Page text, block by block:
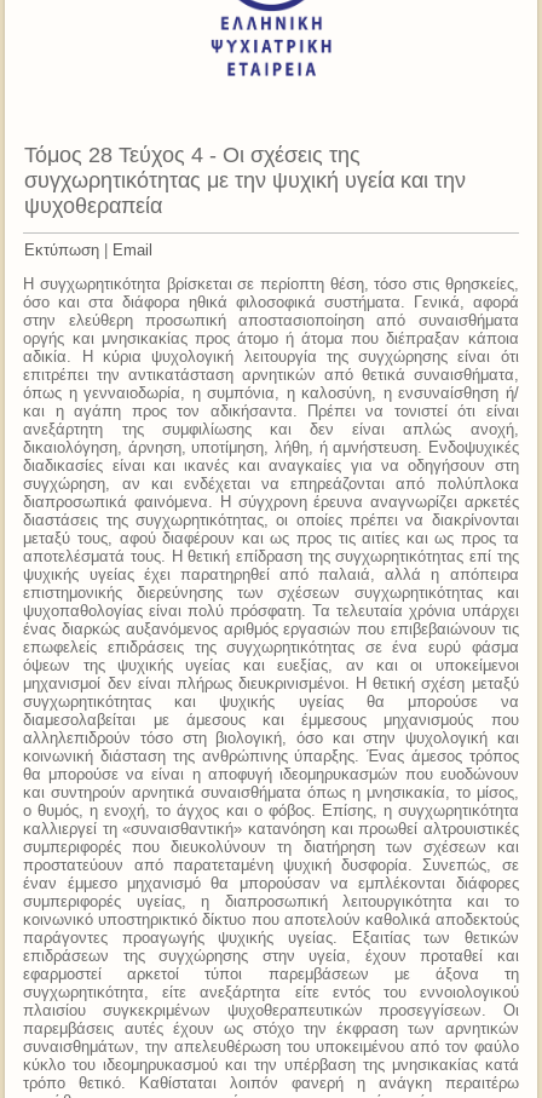
Τόμος 28 Τεύχος 4 - Οι σχέσεις της
συγχωρητικότητας με την ψυχική υγεία και την
ψυχοθεραπεία
Εκτύπωση | Email
H συγχωρητικότητα βρίσκεται σε περίοπτη θέση, τόσο στις θρησκείες,
όσο και στα διάφορα ηθικά φιλοσοφικά συστήματα. Γενικά, αφορά
στην ελεύθερη προσωπική αποστασιοποίηση από συναισθήματα
οργής και μνησικακίας προς άτομο ή άτομα που διέπραξαν κάποια
αδικία. Η κύρια ψυχολογική λειτουργία της συγχώρησης είναι ότι
επιτρέπει την αντικατάσταση αρνητικών από θετικά συναισθήματα,
όπως η γενναιοδωρία, η συμπόνια, η καλοσύνη, η ενσυναίσθηση ή/
και η αγάπη προς τον αδικήσαντα. Πρέπει να τονιστεί ότι είναι
ανεξάρτητη της συμφιλίωσης και δεν είναι απλώς ανοχή,
δικαιολόγηση, άρνηση, υποτίμηση, λήθη, ή αμνήστευση. Ενδοψυχικές
διαδικασίες είναι και ικανές και αναγκαίες για να οδηγήσουν στη
συγχώρηση, αν και ενδέχεται να επηρεάζονται από πολύπλοκα
διαπροσωπικά φαινόμενα. Η σύγχρονη έρευνα αναγνωρίζει αρκετές
διαστάσεις της συγχωρητικότητας, οι οποίες πρέπει να διακρίνονται
μεταξύ τους, αφού διαφέρουν και ως προς τις αιτίες και ως προς τα
αποτελέσματά τους. Η θετική επίδραση της συγχωρητικότητας επί της
ψυχικής υγείας έχει παρατηρηθεί από παλαιά, αλλά η απόπειρα
επιστημονικής διερεύνησης των σχέσεων συγχωρητικότητας και
ψυχοπαθολογίας είναι πολύ πρόσφατη. Τα τελευταία χρόνια υπάρχει
ένας διαρκώς αυξανόμενος αριθμός εργασιών που επιβεβαιώνουν τις
επωφελείς επιδράσεις της συγχωρητικότητας σε ένα ευρύ φάσμα
όψεων της ψυχικής υγείας και ευεξίας, αν και οι υποκείμενοι
μηχανισμοί δεν είναι πλήρως διευκρινισμένοι. Η θετική σχέση μεταξύ
συγχωρητικότητας και ψυχικής υγείας θα μπορούσε να
διαμεσολαβείται με άμεσους και έμμεσους μηχανισμούς που
αλληλεπιδρούν τόσο στη βιολογική, όσο και στην ψυχολογική και
κοινωνική διάσταση της ανθρώπινης ύπαρξης. Ένας άμεσος τρόπος
θα μπορούσε να είναι η αποφυγή ιδεομηρυκασμών που ευοδώνουν
και συντηρούν αρνητικά συναισθήματα όπως η μνησικακία, το μίσος,
ο θυμός, η ενοχή, το άγχος και ο φόβος. Επίσης, η συγχωρητικότητα
καλλιεργεί τη «συναισθαντική» κατανόηση και προωθεί αλτρουιστικές
συμπεριφορές που διευκολύνουν τη διατήρηση των σχέσεων και
προστατεύουν από παρατεταμένη ψυχική δυσφορία. Συνεπώς, σε
έναν έμμεσο μηχανισμό θα μπορούσαν να εμπλέκονται διάφορες
συμπεριφορές υγείας, η διαπροσωπική λειτουργικότητα και το
κοινωνικό υποστηρικτικό δίκτυο που αποτελούν καθολικά αποδεκτούς
παράγοντες προαγωγής ψυχικής υγείας. Εξαιτίας των θετικών
επιδράσεων της συγχώρησης στην υγεία, έχουν προταθεί και
εφαρμoστεί αρκετοί τύποι παρεμβάσεων με άξονα τη
συγχωρητικότητα, είτε ανεξάρτητα είτε εντός του εννοιολογικού
πλαισίου συγκεκριμένων ψυχοθεραπευτικών προσεγγίσεων. Οι
παρεμβάσεις αυτές έχουν ως στόχο την έκφραση των αρνητικών
συναισθημάτων, την απελευθέρωση του υποκειμένου από τον φαύλο
κύκλο του ιδεομηρυκασμού και την υπέρβαση της μνησικακίας κατά
τρόπο θετικό. Καθίσταται λοιπόν φανερή η ανάγκη περαιτέρω